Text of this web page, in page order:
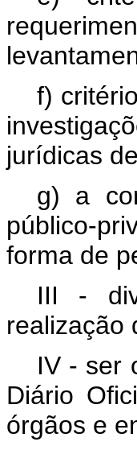
f)
jurídicas
g) a
público-
forma de
III -
realização
IV - ser
Diário
órgãos e